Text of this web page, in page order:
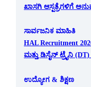
ಖಾಸಗಿ ಆಸ್ಪತ್ರೆಗಳಿಗೆ
ಸಾರ್ವಜನಿಕ ಮಾಹಿತಿ
HAL Recruitment
ಮತ್ತು ಡಿಸೈನ್ ಟ್ರೈನಿ
ಉದ್ಯೋಗ & ಶಿಕ್ಷಣ